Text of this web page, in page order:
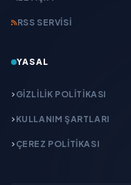
RSS SERVISI
YASAL
GIZLILIK POLITIKASI
KULLANIM ŞARTLARI
ÇEREZ POLITIKASI